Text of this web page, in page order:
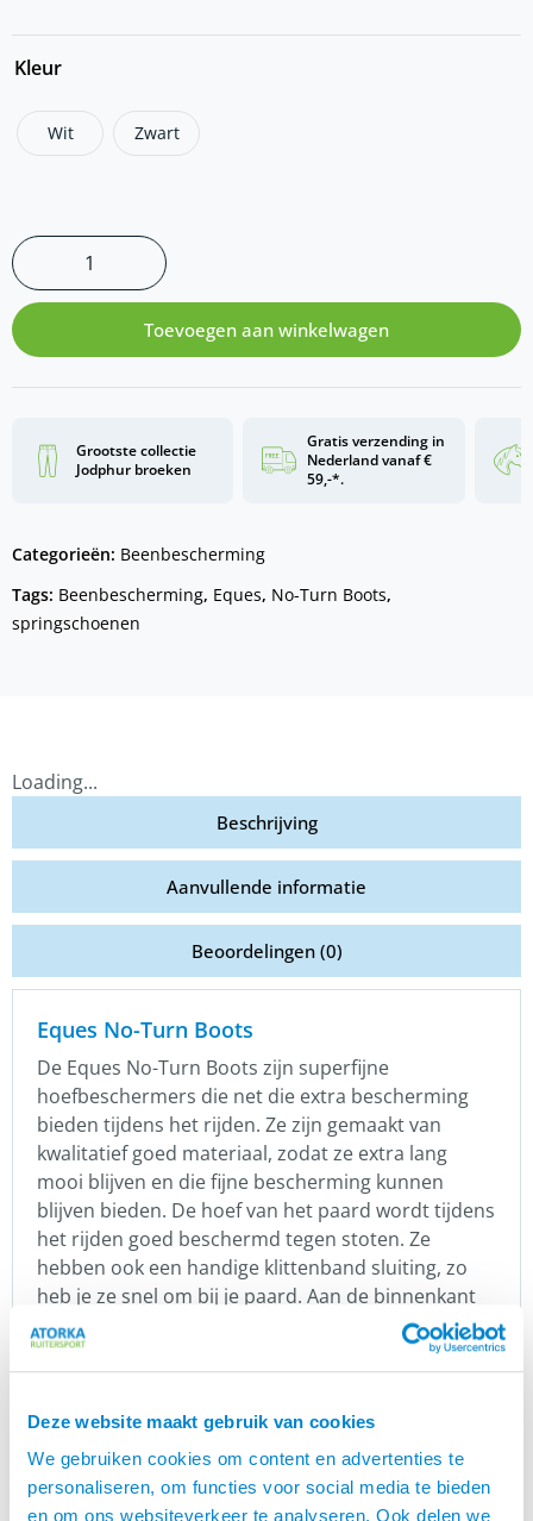
Deze website maakt gebruik van cookies
We gebruiken cookies om content en advertenties te
personaliseren, om functies voor social media te bieden
en om ons websiteverkeer te analyseren. Ook delen we
Kleur
Wit Zwart
Toevoegen aan winkelwagen
Grootste collectie
Jodphur broeken
Gratis verzending in
Nederland vanaf €
59,-*.
Categorieën: Beenbescherming
Tags: Beenbescherming, Eques, No-Turn Boots,
springschoenen
Loading...
Beschrijving
Aanvullende informatie
Beoordelingen (0)
Eques No-Turn Boots
De Eques No-Turn Boots zijn superfijne
hoefbeschermers die net die extra bescherming
bieden tijdens het rijden. Ze zijn gemaakt van
kwalitatief goed materiaal, zodat ze extra lang
mooi blijven en die fijne bescherming kunnen
blijven bieden. De hoef van het paard wordt tijdens
het rijden goed beschermd tegen stoten. Ze
hebben ook een handige klittenband sluiting, zo
heb je ze snel om bij je paard. Aan de binnenkant
zit een stopper die ervoor zorgt dat ze niet
draaien. De hoogte aan de achterzijde is bij maat S
Kenmerken Eques Eques No-Turn Boots
Bieden lichte bescherming
Kwalitatief materiaal